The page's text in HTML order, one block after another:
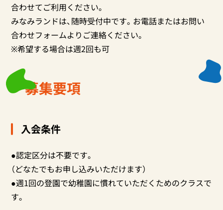
合わせてご利用ください。
みなみランドは、随時受付中です。お電話またはお問い
合わせフォームよりご連絡ください。
※希望する場合は週2回も可
募集要項
入会条件
●認定区分は不要です。
（どなたでもお申し込みいただけます）
●週1回の登園で幼稚園に慣れていただくためのクラスで
す。